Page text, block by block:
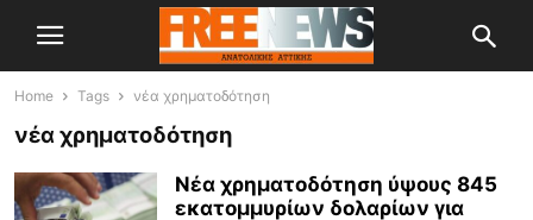
Home Tags νέα χρηματοδότηση
νέα χρηματοδότηση
Νέα χρηματοδότηση ύψους 845
εκατομμυρίων δολαρίων για